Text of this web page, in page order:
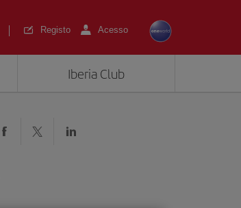
Registo Acesso
Iberia Club